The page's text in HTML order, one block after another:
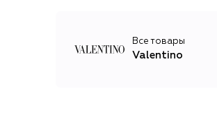
Все товары
Valentino